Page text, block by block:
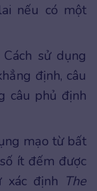
nếu có một
Cách sử dụng
định, câu
câu phủ định
mạo từ bất
ít đếm được
xác định The